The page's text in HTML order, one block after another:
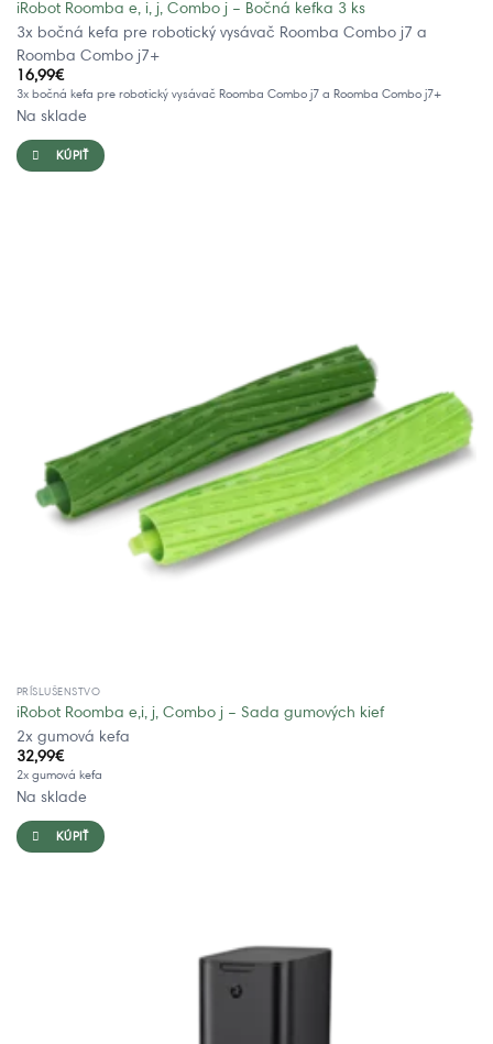
iRobot Roomba e, i, j, Combo j – Bočná kefka 3 ks
3x bočná kefa pre robotický vysávač Roomba Combo j7 a
Roomba Combo j7+
16,99€
3x bočná kefa pre robotický vysávač Roomba Combo j7 a Roomba Combo j7+
Na sklade
KÚPIŤ
PRÍSLUŠENSTVO
iRobot Roomba e,i, j, Combo j – Sada gumových kief
2x gumová kefa
32,99€
2x gumová kefa
Na sklade
KÚPIŤ